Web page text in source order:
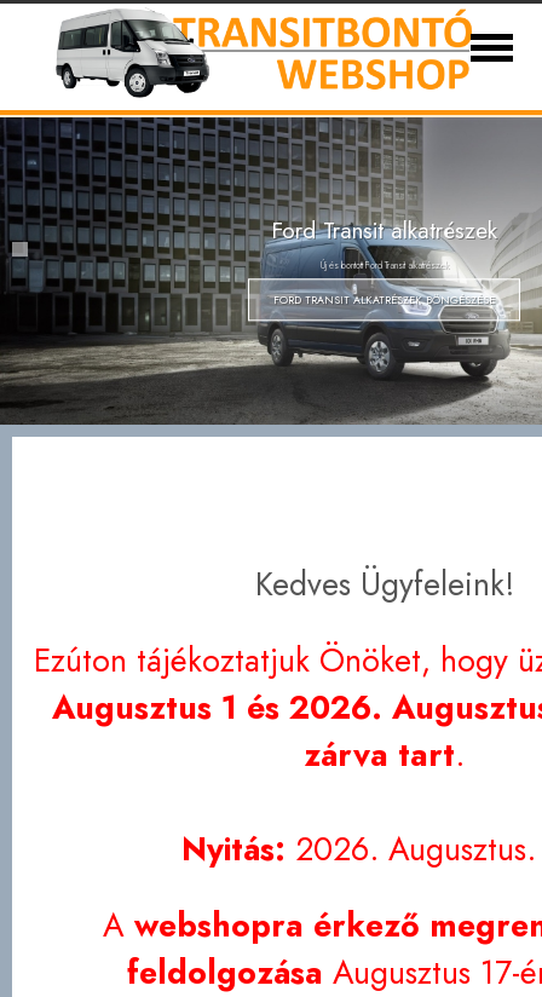
Ford Transit bontott és új alkatrészek
Eladó autóink Kapcsolat Partnerek
Adatvédelem
FORD TRANSIT ALKATRÉSZEK BÖNGÉSZÉSE
Kedves Ügyfeleink!
Ezúton tájékoztatjuk Önöket, hogy
Augusztus 1 és 2026.
zárva tart.
Nyitás: 2026.
A webshopra érkező
feldolgozása Augusztus 17-